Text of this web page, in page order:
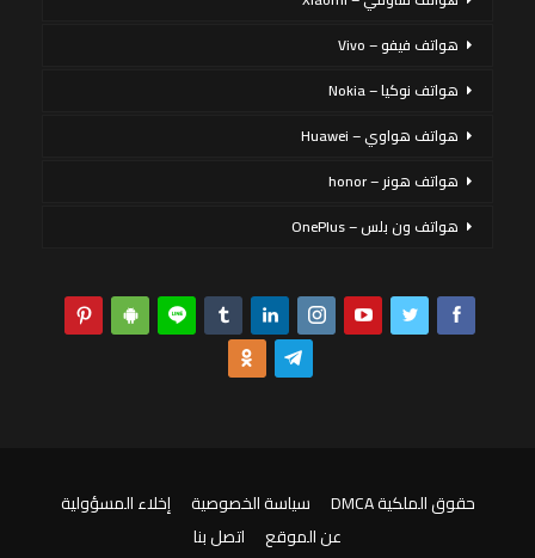
هواتف فيفو – Vivo
هواتف نوكيا – Nokia
هواتف هواوي – Huawei
هواتف هونر – honor
هواتف ون بلس – OnePlus
حقوق الملكية DMCA سياسة الخصوصية
إخلاء المسؤولية
عن الموقع
اتصل بنا